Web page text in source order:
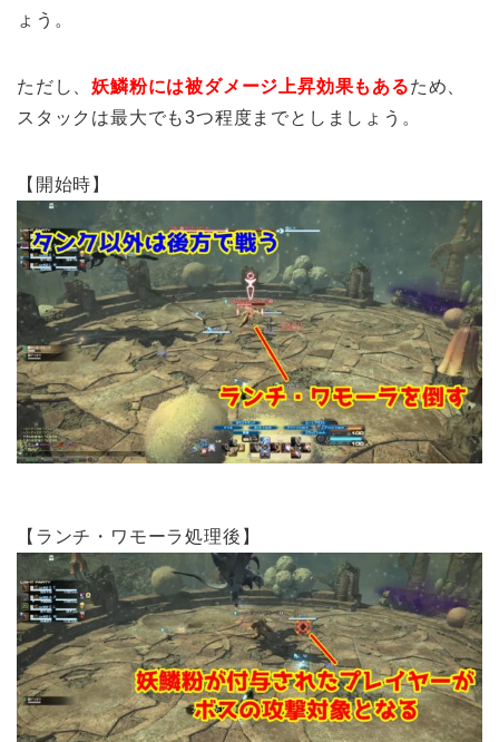
ょう。
ただし、妖鱗粉には被ダメージ上昇効果もあるため、
スタックは最大でも3つ程度までとしましょう。
【開始時】
【ランチ・ワモーラ処理後】